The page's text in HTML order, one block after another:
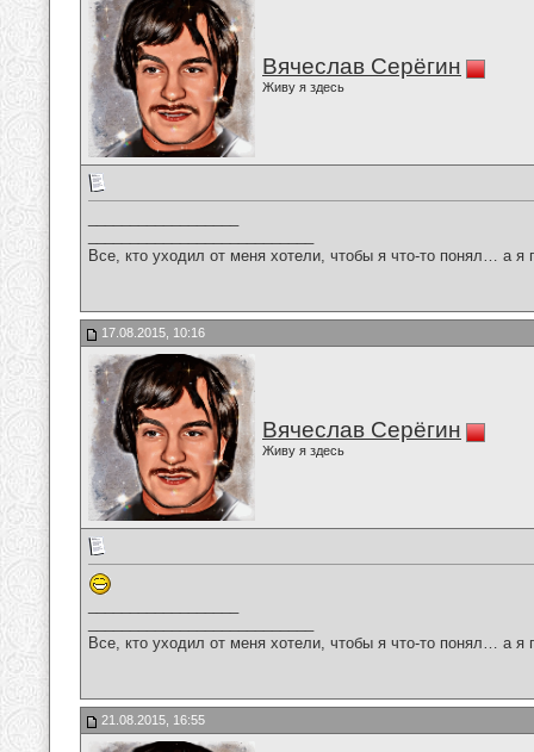
Вячеслав Серёгин
Живу я здесь
Все, кто уходил от меня хотели, чтобы я что-то понял… а
17.08.2015, 10:16
Вячеслав Серёгин
Живу я здесь
Все, кто уходил от меня хотели, чтобы я что-то понял… а
21.08.2015, 16:55